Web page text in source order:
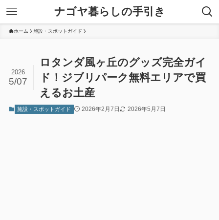
ナゴヤ暮らしの手引き
ホーム 施設・スポットガイド
ロタンダ風ヶ丘のグッズ完全ガイ
ド！ジブリパーク無料エリアで買
えるお土産
2026
5/07
施設・スポットガイド 2026年2月7日 2026年5月7日